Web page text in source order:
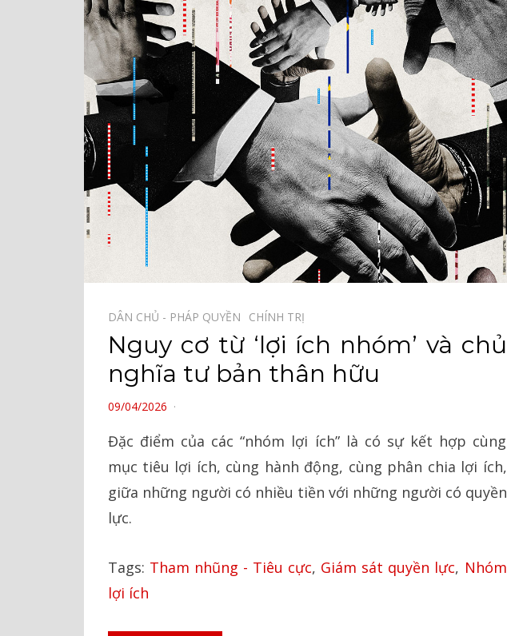
DÂN CHỦ - PHÁP QUYỀN⠀ CHÍNH TRỊ⠀
Nguy cơ từ ‘lợi ích nhóm’ và chủ
nghĩa tư bản thân hữu
POSTED
09/04/2026
Đặc điểm của các “nhóm lợi ích” là có sự kết hợp cùng
mục tiêu lợi ích, cùng hành động, cùng phân chia lợi ích,
giữa những người có nhiều tiền với những người có quyền
lực.
Tags: Tham nhũng - Tiêu cực, Giám sát quyền lực, Nhóm
lợi ích